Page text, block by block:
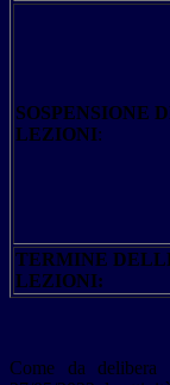
SOSPENSIONE
LEZIONI:
TERMINE
LEZIONI:
Come da